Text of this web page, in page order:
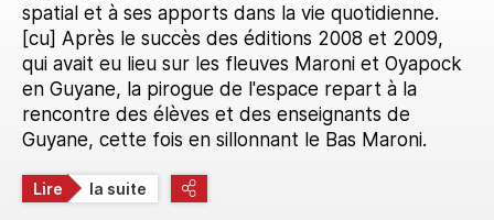
spatial et à ses apports dans la vie quotidienne.
[cu] Après le succès des éditions 2008 et 2009,
qui avait eu lieu sur les fleuves Maroni et Oyapock
en Guyane, la pirogue de l'espace repart à la
rencontre des élèves et des enseignants de
Guyane, cette fois en sillonnant le Bas Maroni.
Lire la suite